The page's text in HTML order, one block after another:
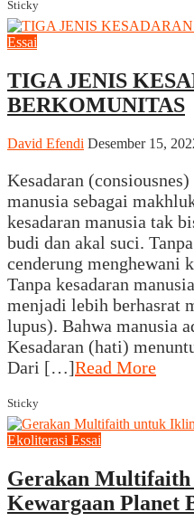
Sticky
Essai
TIGA JENIS
BERKOMUNITAS
David Efendi Desember 15,
Kesadaran
manusia sebagai
kesadaran manusia tak
budi dan akal suci.
cenderung menghewani
Tanpa kesadaran
menjadi lebih berhasrat
lupus). Bahwa manusia
Kesadaran (hati)
Dari […]Read More
Sticky
Ekoliterasi Essai
Gerakan
Kewargaan Planet